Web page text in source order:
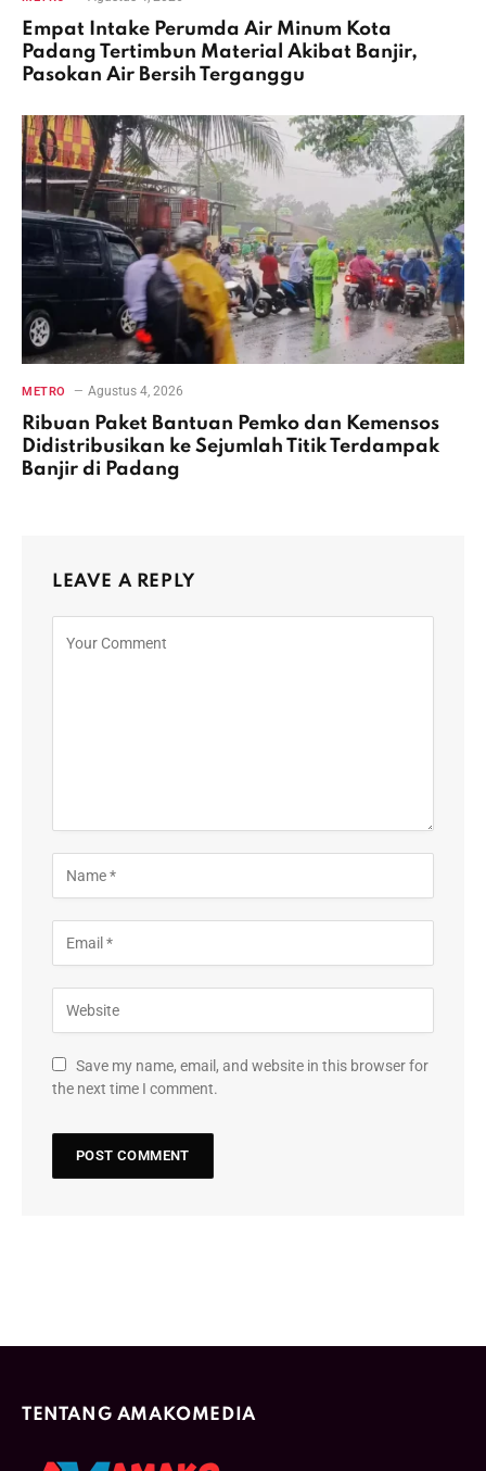
Empat Intake Perumda Air Minum Kota
Padang Tertimbun Material Akibat Banjir,
Pasokan Air Bersih Terganggu
METRO Agustus 4, 2026
Ribuan Paket Bantuan Pemko dan Kemensos
Didistribusikan ke Sejumlah Titik Terdampak
Banjir di Padang
LEAVE A REPLY
Save my name, email, and website in this browser for
the next time I comment.
TENTANG AMAKOMEDIA